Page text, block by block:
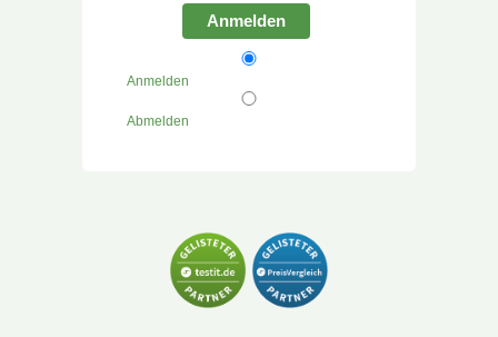
Anmelden
Anmelden
Abmelden